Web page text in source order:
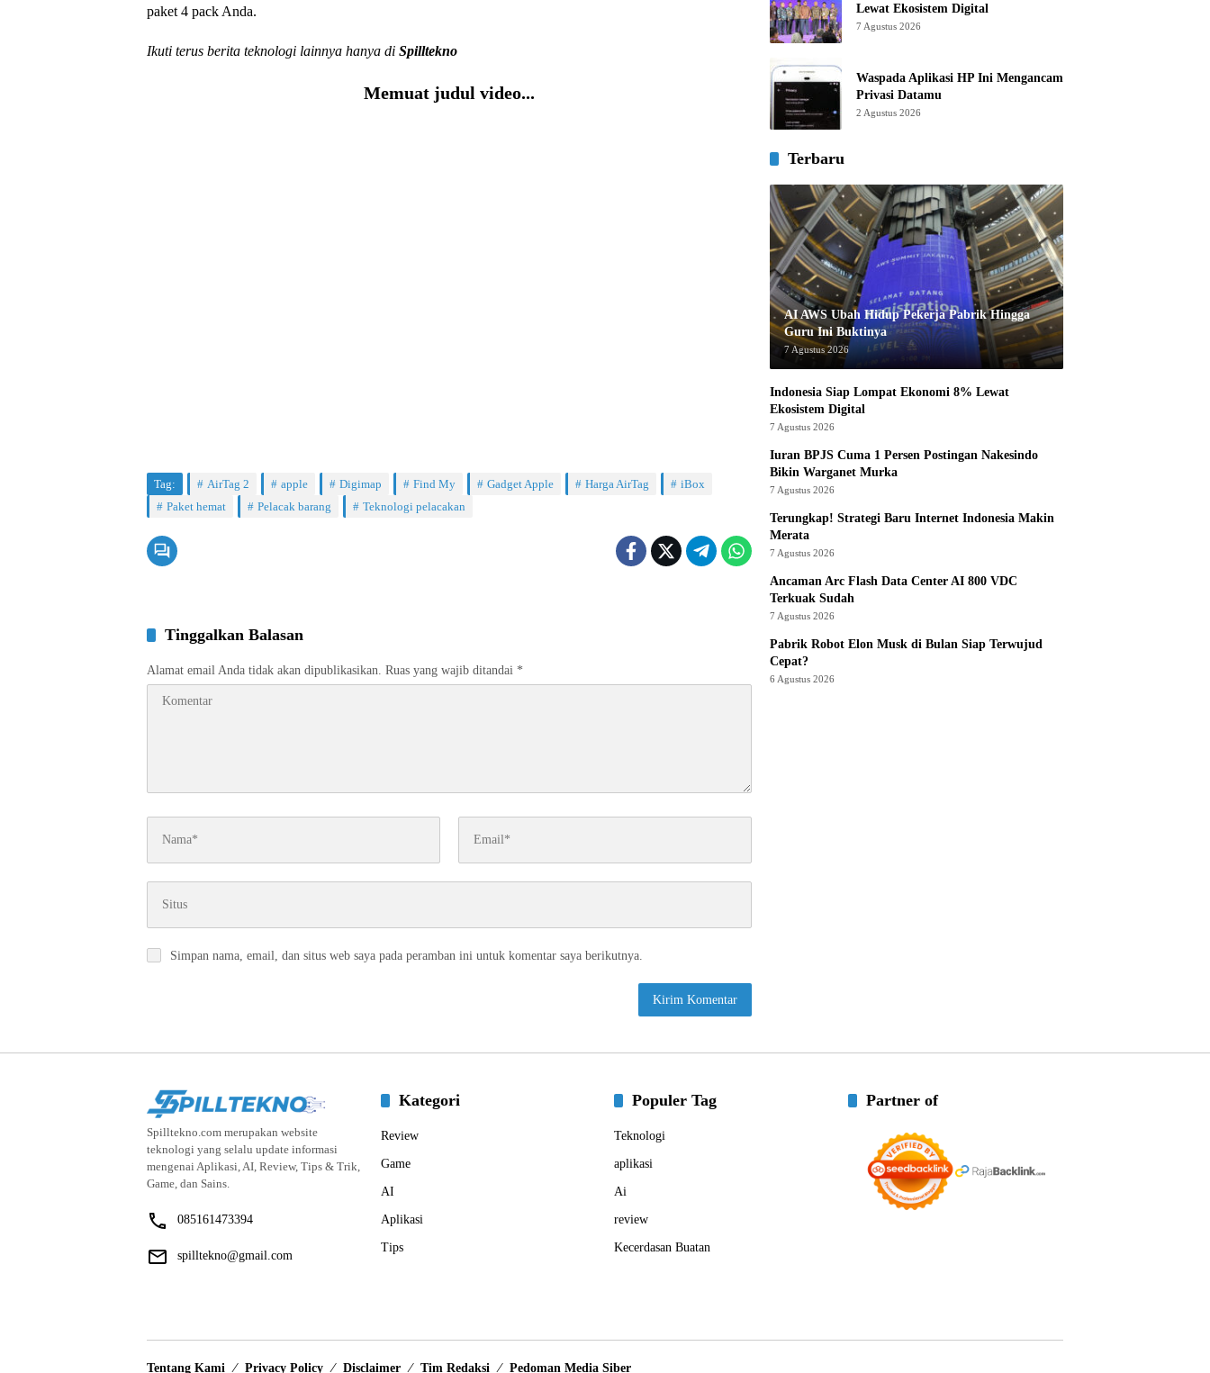
paket 4 pack Anda.
Ikuti terus berita teknologi lainnya hanya di Spilltekno
Memuat judul video...
Tag: AirTag 2 apple Digimap Find My Gadget Apple Harga AirTag
iBox
Paket hemat
Pelacak barang Teknologi pelacakan
Tinggalkan Balasan
Alamat email Anda tidak akan dipublikasikan. Ruas yang wajib ditandai *
Simpan nama, email, dan situs web saya pada peramban ini untuk komentar saya berikutnya.
Lewat Ekosistem Digital
7 Agustus 2026
Waspada Aplikasi HP Ini Mengancam
Privasi Datamu
2 Agustus 2026
Terbaru
AI AWS Ubah Hidup Pekerja Pabrik Hingga
Guru Ini Buktinya
7 Agustus 2026
Indonesia Siap Lompat Ekonomi 8% Lewat
Ekosistem Digital
7 Agustus 2026
Iuran BPJS Cuma 1 Persen Postingan Nakesindo
Bikin Warganet Murka
7 Agustus 2026
Terungkap! Strategi Baru Internet Indonesia Makin
Merata
7 Agustus 2026
Ancaman Arc Flash Data Center AI 800 VDC
Terkuak Sudah
7 Agustus 2026
Pabrik Robot Elon Musk di Bulan Siap Terwujud
Cepat?
6 Agustus 2026
Spilltekno.com merupakan website
teknologi yang selalu update informasi
mengenai Aplikasi, AI, Review, Tips & Trik,
Game, dan Sains.
085161473394
spilltekno@gmail.com
Kategori
Review
Game
AI
Aplikasi
Tips
Populer Tag
Teknologi
aplikasi
Ai
review
Kecerdasan Buatan
Partner of
Tentang Kami Privacy Policy Disclaimer Tim Redaksi Pedoman Media Siber